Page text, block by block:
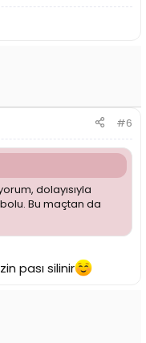
#6
dolayısıyla
Bu maçtan da
pası silinir